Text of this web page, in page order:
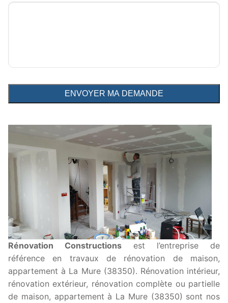
Rénovation Constructions est l’entreprise de
référence en travaux de rénovation de maison,
appartement à La Mure (38350). Rénovation intérieur,
rénovation extérieur, rénovation complète ou partielle
de maison, appartement à La Mure (38350) sont nos